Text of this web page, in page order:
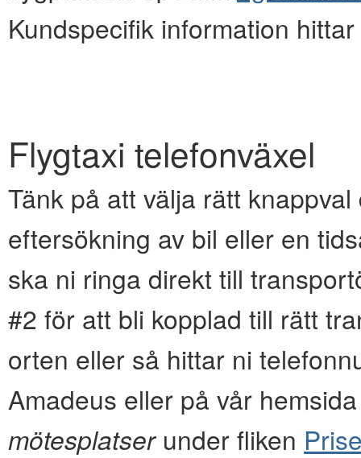
Kundspecifik information
Flygtaxi telefonväxel
Tänk på att välja rätt
eftersökning av bil eller en
ska ni ringa direkt till
#2 för att bli kopplad till rätt
orten eller så hittar ni
Amadeus eller på vår
mötesplatserunder fliken